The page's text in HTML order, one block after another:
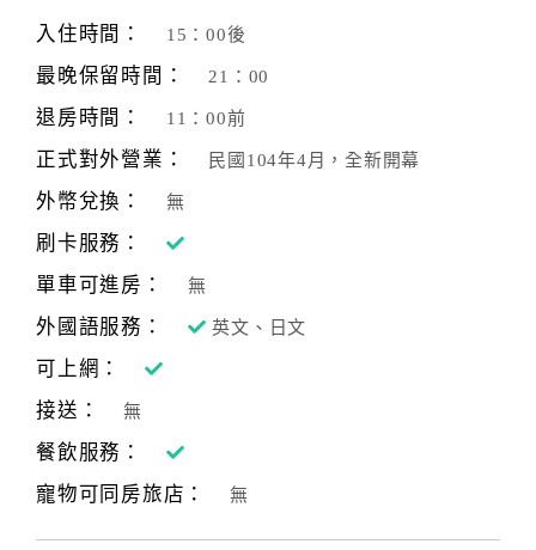
Line
上
客
利
查
房
Q&A
入住時間： 15：00後
最晚保留時間： 21：00
退房時間： 11：00前
正式對外營業： 民國104年4月，全新開幕
外幣兌換： 無
刷卡服務：
單車可進房：
無
外國語服務： 英文、日文
可上網：
接送：
無
餐飲服務：
寵物可同房旅店：
無